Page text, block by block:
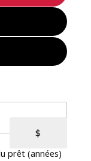
prêt (années)